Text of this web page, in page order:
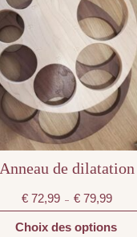
Anneau de dilatation
€72,99 – €79,99Plage
de
prix :
à
Choix des options
variations.
options
peuvent
être
choisies
sur
page
du
produit